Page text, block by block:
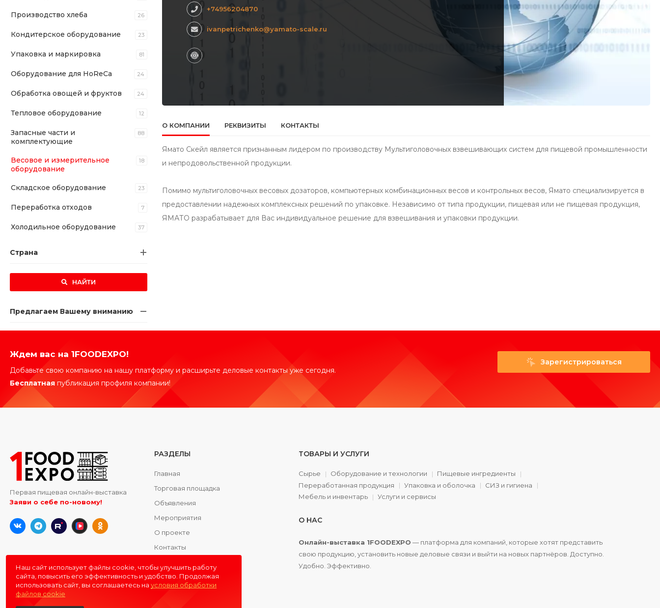
Производство хлеба 26
Кондитерское оборудование 23
Упаковка и маркировка 81
Оборудование для HoReCa 24
Обработка овощей и фруктов 24
Тепловое оборудование 12
Запасные части и
комплектующие
88
Весовое и измерительное
оборудование
18
Складское оборудование 23
Переработка отходов 7
Холодильное оборудование 37
Страна
НАЙТИ
Предлагаем Вашему вниманию
+74956204870
ivanpetrichenko@yamato-scale.ru
О КОМПАНИИ РЕКВИЗИТЫ КОНТАКТЫ
Ямато Скейл является признанным лидером по производству Мультиголовочных взвешивающих систем для пищевой промышленности
и непродовольственной продукции.
Помимо мультиголовочных весовых дозаторов, компьютерных комбинационных весов и контрольных весов, Ямато специализируется в
предоставлении надежных комплексных решений по упаковке. Независимо от типа продукции, пищевая или не пищевая продукция,
ЯМАТО разрабатывает для Вас индивидуальное решение для взвешивания и упаковки продукции.
Ждем вас на 1FOODEXPO!
Добавьте свою компанию на нашу платформу и расширьте деловые контакты уже сегодня.
Бесплатная публикация профиля компании!
Зарегистрироваться
Первая пищевая онлайн-выставка
Заяви о себе по-новому!
РАЗДЕЛЫ
Главная
Торговая площадка
Объявления
Мероприятия
О проекте
Контакты
ТОВАРЫ И УСЛУГИ
Сырье Оборудование и технологии
Пищевые ингредиенты
Переработанная продукция
Упаковка и оболочка
СИЗ и гигиена
Мебель и инвентарь
Услуги и сервисы
О НАС
Онлайн-выставка 1FOODEXPO — платформа для компаний, которые хотят представить
свою продукцию, установить новые деловые связи и выйти на новых партнёров. Доступно.
Удобно. Эффективно.
Наш сайт использует файлы cookie, чтобы улучшить работу
сайта, повысить его эффективность и удобство. Продолжая
использовать сайт, вы соглашаетесь на условия обработки
файлов cookie